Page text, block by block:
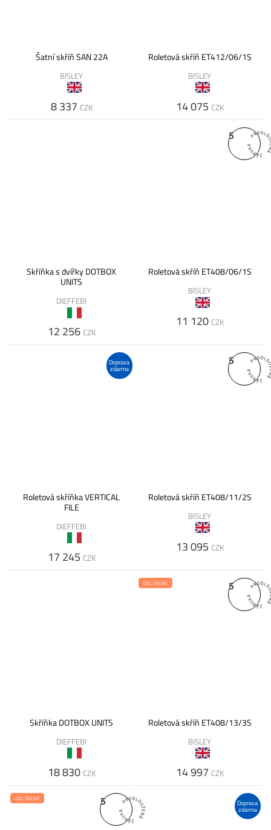
Šatní skříň SAN 22A
BISLEY
8 337 CZK
Roletová skříň ET412/06/1S
BISLEY
14 075 CZK
Skříňka s dvířky DOTBOX
UNITS
DIEFFEBI
12 256 CZK
5
Roletová skříň ET408/06/1S
BISLEY
11 120 CZK
Doprava
zdarma
Roletová skříňka VERTICAL
FILE
DIEFFEBI
17 245 CZK
5
Roletová skříň ET408/11/2S
BISLEY
13 095 CZK
Skříňka DOTBOX UNITS
DIEFFEBI
18 830 CZK
5
OBLÍBENÉ
Roletová skříň ET408/13/3S
BISLEY
14 997 CZK
5
OBLÍBENÉ Doprava
zdarma